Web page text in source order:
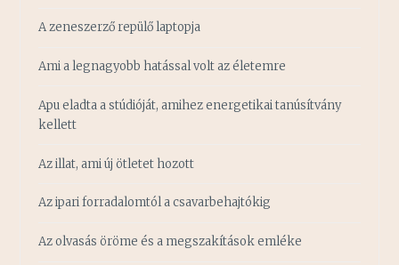
A zeneszerző repülő laptopja
Ami a legnagyobb hatással volt az életemre
Apu eladta a stúdióját, amihez energetikai tanúsítvány
kellett
Az illat, ami új ötletet hozott
Az ipari forradalomtól a csavarbehajtókig
Az olvasás öröme és a megszakítások emléke